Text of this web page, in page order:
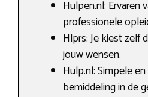
Hulpen.nl: Ervaren
professionele
Hlprs: Je kiest zelf
jouw wensen.
Hulp.nl: Simpele
bemiddeling in de